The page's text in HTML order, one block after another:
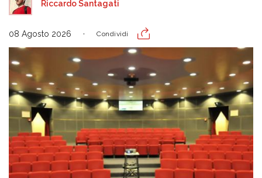
Riccardo Santagati
08 Agosto 2026 Condividi